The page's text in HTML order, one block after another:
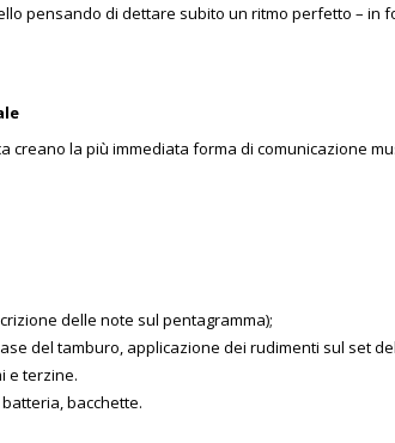
pensando di dettare subito un ritmo perfetto – in
la più immediata forma di comunicazione
delle note sul pentagramma);
del tamburo, applicazione dei rudimenti sul set
e terzine.
bacchette.